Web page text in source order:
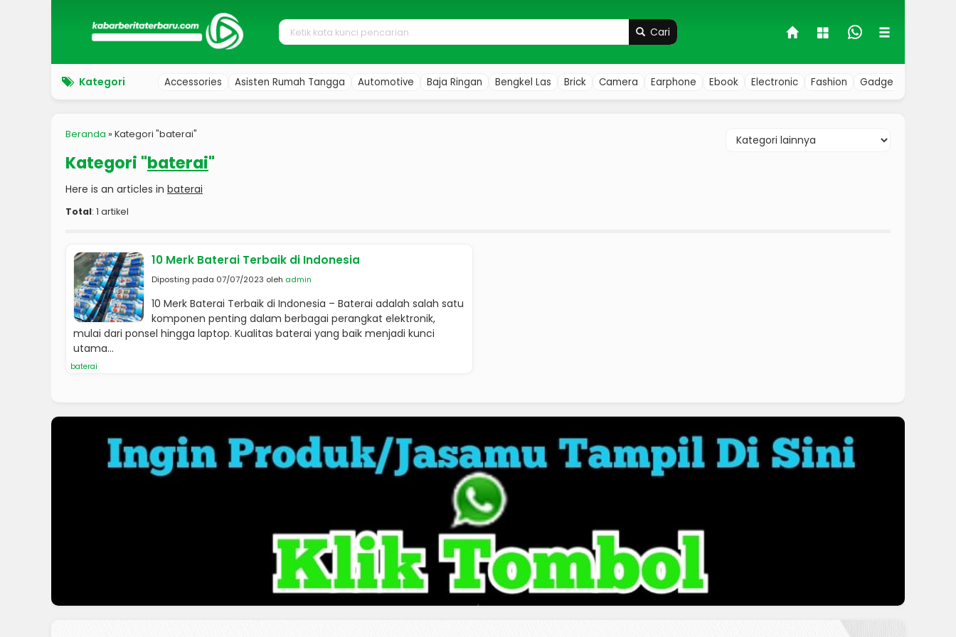
Cari
Kategori Accessories Asisten Rumah Tangga Automotive Baja Ringan Bengkel Las Brick Camera Earphone Ebook Electronic Fashion Gadget
Beranda » Kategori "baterai"
Kategori "baterai"
Here is an articles in baterai
Total: 1 artikel
10 Merk Baterai Terbaik di Indonesia
Diposting pada 07/07/2023 oleh admin
10 Merk Baterai Terbaik di Indonesia – Baterai adalah salah satu
komponen penting dalam berbagai perangkat elektronik,
mulai dari ponsel hingga laptop. Kualitas baterai yang baik menjadi kunci
utama...
baterai